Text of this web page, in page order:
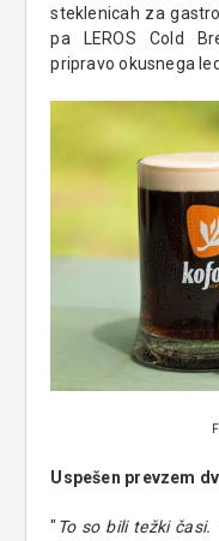
steklenicah za
pa LEROS Cold
pripravo okusnega
Uspešen prevzem
" To so bili težki